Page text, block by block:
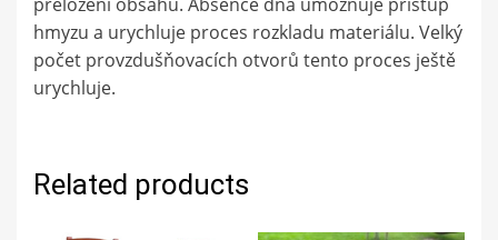
hmyzu a urychluje proces rozkladu materiálu. Velký
počet provzdušňovacích otvorů tento proces ještě
urychluje.
Related products